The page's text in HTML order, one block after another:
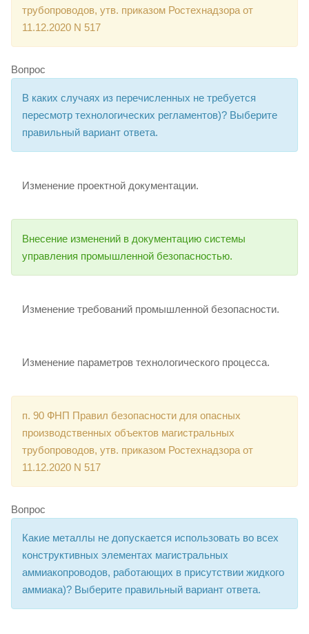
трубопроводов, утв. приказом Ростехнадзора от
11.12.2020 N 517
Вопрос
В каких случаях из перечисленных не требуется
пересмотр технологических регламентов)? Выберите
правильный вариант ответа.
Изменение проектной документации.
Внесение изменений в документацию системы
управления промышленной безопасностью.
Изменение требований промышленной безопасности.
Изменение параметров технологического процесса.
п. 90 ФНП Правил безопасности для опасных
производственных объектов магистральных
трубопроводов, утв. приказом Ростехнадзора от
11.12.2020 N 517
Вопрос
Какие металлы не допускается использовать во всех
конструктивных элементах магистральных
аммиакопроводов, работающих в присутствии жидкого
аммиака)? Выберите правильный вариант ответа.